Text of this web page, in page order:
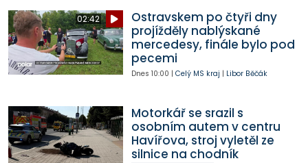
02:42
Ostravskem po čtyři dny
projížděly nablýskané
mercedesy, finále bylo pod
pecemi
Dnes 10:00 | Celý MS kraj | Libor Běčák
Motorkář se srazil s
osobním autem v centru
Havířova, stroj vyletěl ze
silnice na chodník